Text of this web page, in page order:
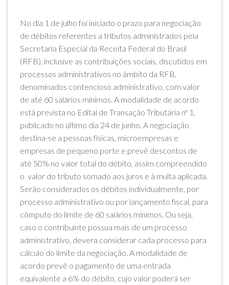
No dia 1 de julho foi iniciado o prazo para negociação
de débitos referentes a tributos administrados pela
Secretaria Especial da Receita Federal do Brasil
(RFB), inclusive as contribuições sociais, discutidos em
processos administrativos no âmbito da RFB,
denominados contencioso administrativo, com valor
de até 60 salários mínimos. A modalidade de acordo
está prevista no Edital de Transação Tributária nº 1,
publicado no último dia 24 de junho. A negociação
destina-se a pessoas físicas, microempresas e
empresas de pequeno porte e prevê descontos de
até 50% no valor total do débito, assim compreendido
o valor do tributo somado aos juros e à multa aplicada.
Serão considerados os débitos individualmente, por
processo administrativo ou por lançamento fiscal, para
cômputo do limite de 60 salários mínimos. Ou seja,
caso o contribuinte possua mais de um processo
administrativo, deverá considerar cada processo para
cálculo do limite da negociação. A modalidade de
acordo prevê o pagamento de uma entrada
equivalente a 6% do débito, cujo valor poderá ser